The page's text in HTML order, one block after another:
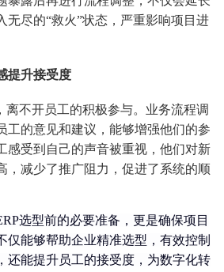
无尽的“救火”状态，严重影响项目进
提升接受度
离不开员工的积极参与。业务流程调
工的意见和建议，能够增强他们的参
感受到自己的声音被重视，他们对新
，减少了推广阻力，促进了系统的顺
选型前的必要准备，更是确保项目
仅能够帮助企业精准选型，有效控制
还能提升员工的接受度，为数字化转